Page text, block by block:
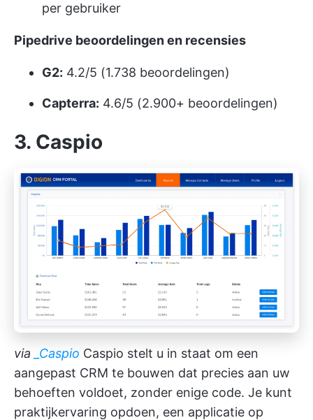
per gebruiker
Pipedrive beoordelingen en recensies
G2: 4.2/5 (1.738 beoordelingen)
Capterra: 4.6/5 (2.900+ beoordelingen)
3. Caspio
via Caspio Caspio stelt u in staat om een
aangepast CRM te bouwen dat precies aan uw
behoeften voldoet, zonder enige code. Je kunt
praktijkervaring opdoen, een applicatie op